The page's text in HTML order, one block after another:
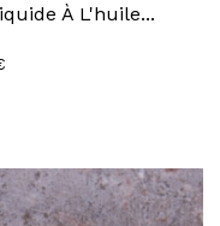
À L'huile...